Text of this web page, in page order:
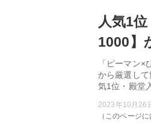
人気1
1000】
「ピーマン
から厳選し
気1位・殿堂
2023年10月26
（このページ